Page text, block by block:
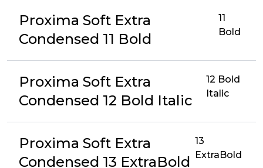
Proxima Soft Extra
Condensed 11 Bold
11
Bold
Proxima Soft Extra
Condensed 12 Bold Italic
12 Bold
Italic
Proxima Soft Extra
Condensed 13 ExtraBold
13
ExtraBold